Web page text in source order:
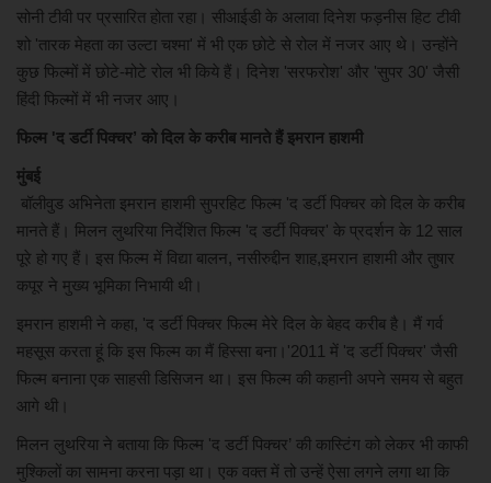
सोनी टीवी पर प्रसारित होता रहा। सीआईडी के अलावा दिनेश फड़नीस हिट टीवी
शो 'तारक मेहता का उल्टा चश्मा' में भी एक छोटे से रोल में नजर आए थे। उन्होंने
कुछ फिल्मों में छोटे-मोटे रोल भी किये हैं। दिनेश 'सरफरोश' और 'सुपर 30' जैसी
हिंदी फिल्मों में भी नजर आए।
फिल्म 'द डर्टी पिक्चर’ को दिल के करीब मानते हैं इमरान हाशमी
मुंबई
बॉलीवुड अभिनेता इमरान हाशमी सुपरहिट फिल्म 'द डर्टी पिक्चर को दिल के करीब
मानते हैं। मिलन लुथरिया निर्देशित फिल्म 'द डर्टी पिक्चर' के प्रदर्शन के 12 साल
पूरे हो गए हैं। इस फिल्म में विद्या बालन, नसीरुद्दीन शाह,इमरान हाशमी और तुषार
कपूर ने मुख्य भूमिका निभायी थी।
इमरान हाशमी ने कहा, 'द डर्टी पिक्चर फिल्म मेरे दिल के बेहद करीब है। मैं गर्व
महसूस करता हूं कि इस फिल्म का मैं हिस्सा बना।'2011 में 'द डर्टी पिक्चर' जैसी
फिल्म बनाना एक साहसी डिसिजन था। इस फिल्म की कहानी अपने समय से बहुत
आगे थी।
मिलन लुथरिया ने बताया कि फिल्म 'द डर्टी पिक्चर’ की कास्टिंग को लेकर भी काफी
मुश्किलों का सामना करना पड़ा था। एक वक्त में तो उन्हें ऐसा लगने लगा था कि